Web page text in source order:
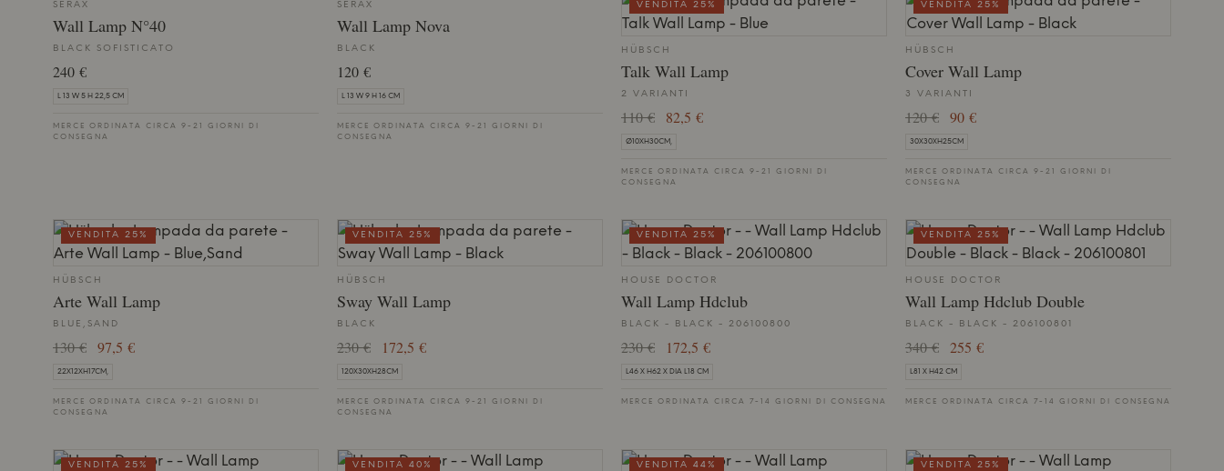
SERAX
Wall Lamp N°40
BLACK SOFISTICATO
240 €
L 13 W 5 H 22,5 CM
MERCE ORDINATA CIRCA 9-21 GIORNI DI
CONSEGNA
SERAX
Wall Lamp Nova
BLACK
120 €
L 13 W 9 H 16 CM
MERCE ORDINATA CIRCA 9-21 GIORNI DI
CONSEGNA
HÜBSCH
Talk Wall Lamp
2 VARIANTI
110 € 82,5 €
Ø10XH30CM,
MERCE ORDINATA CIRCA 9-21 GIORNI DI
CONSEGNA
VENDITA 25%
HÜBSCH
Cover Wall Lamp
3 VARIANTI
120 € 90 €
30X30XH25CM
MERCE ORDINATA CIRCA 9-21 GIORNI DI
CONSEGNA
VENDITA 25%
HÜBSCH
Arte Wall Lamp
BLUE,SAND
130 € 97,5 €
22X12XH17CM,
MERCE ORDINATA CIRCA 9-21 GIORNI DI
CONSEGNA
VENDITA 25%
HÜBSCH
Sway Wall Lamp
BLACK
230 € 172,5 €
120X30XH28CM
MERCE ORDINATA CIRCA 9-21 GIORNI DI
CONSEGNA
VENDITA 25%
HOUSE DOCTOR
Wall Lamp Hdclub
BLACK - BLACK - 206100800
230 € 172,5 €
L46 X H62 X DIA L18 CM
MERCE ORDINATA CIRCA 7-14 GIORNI DI CONSEGNA
VENDITA 25%
HOUSE DOCTOR
Wall Lamp Hdclub Double
BLACK - BLACK - 206100801
340 € 255 €
L81 X H42 CM
MERCE ORDINATA CIRCA 7-14 GIORNI DI CONSEGNA
VENDITA 25%
VENDITA 25% VENDITA 40% VENDITA 44% VENDITA 25%